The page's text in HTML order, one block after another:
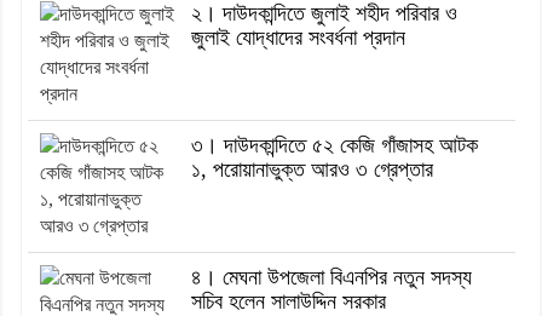
২। দাউদকান্দিতে জুলাই শহীদ পরিবার ও
জুলাই যোদ্ধাদের সংবর্ধনা প্রদান
৩। দাউদকান্দিতে ৫২ কেজি গাঁজাসহ আটক
১, পরোয়ানাভুক্ত আরও ৩ গ্রেপ্তার
৪। মেঘনা উপজেলা বিএনপির নতুন সদস্য
সচিব হলেন সালাউদ্দিন সরকার